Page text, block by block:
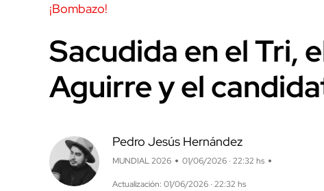
¡Bombazo!
Sacudida en el Tri,
Aguirre y el
Pedro Jesús Hernández
MUNDIAL 2026 01/06/2026 · 22:32 hs
Actualización: 01/06/2026 · 22:32 hs